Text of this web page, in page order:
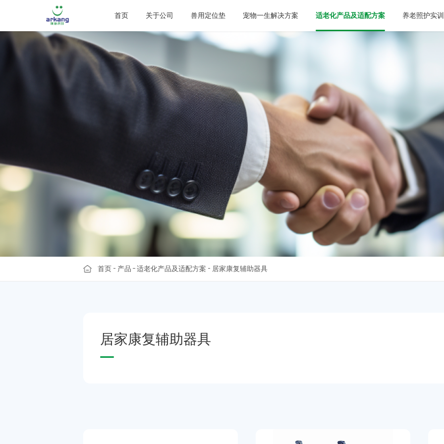
首页 关于公司 兽用定位垫 宠物一生解决方案 适老化产品及适配方案 养老照护实
首页 产品 适老化产品及适配方案 居家康复辅助器具
居家康复辅助器具